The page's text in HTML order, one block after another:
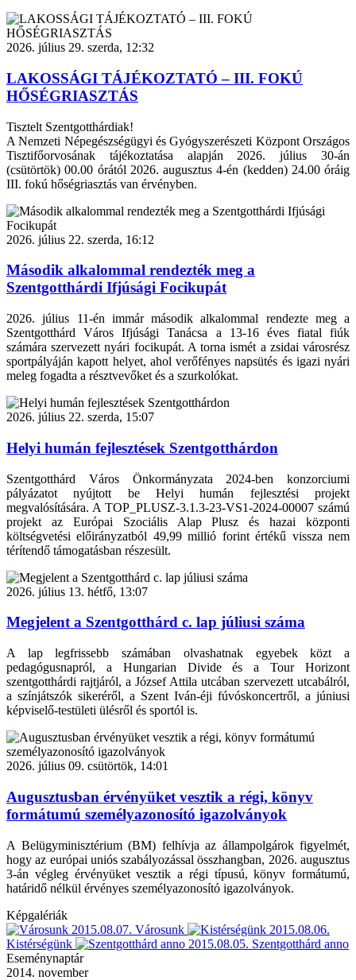
2026. július 29. szerda, 12:32
LAKOSSÁGI TÁJÉKOZTATÓ – III. FOKÚ
HŐSÉGRIASZTÁS
Tisztelt Szentgotthárdiak!
A Nemzeti Népegészségügyi és Gyógyszerészeti Központ Országos
Tisztifőorvosának tájékoztatása alapján 2026. július 30-án
(csütörtök) 00.00 órától 2026. augusztus 4-én (kedden) 24.00 óráig
III. fokú hőségriasztás van érvényben.
2026. július 22. szerda, 16:12
Második alkalommal rendezték meg a
Szentgotthárdi Ifjúsági Focikupát
2026. július 11-én immár második alkalommal rendezte meg a
Szentgotthárd Város Ifjúsági Tanácsa a 13-16 éves fiatal fiúk
számára szervezett nyári focikupát. A torna ismét a zsidai városrész
sportpályáján kapott helyet, ahol verőfényes napsütés és igazi nyári
meleg fogadta a résztvevőket és a szurkolókat.
2026. július 22. szerda, 15:07
Helyi humán fejlesztések Szentgotthárdon
Szentgotthárd Város Önkormányzata 2024-ben konzorciumi
pályázatot nyújtott be Helyi humán fejlesztési projekt
megvalósítására. A TOP_PLUSZ-3.1.3-23-VS1-2024-00007 számú
projekt az Európai Szociális Alap Plusz és hazai központi
költségvetési előirányzatból 49,99 millió forint értékű vissza nem
térítendő támogatásban részesült.
2026. július 13. hétfő, 13:07
Megjelent a Szentgotthárd c. lap júliusi száma
A lap legfrissebb számában olvashatnak egyebek közt a
pedagógusnapról, a Hungarian Divide és a Tour Horizont
szentgotthárdi rajtjáról, a József Attila utcában szervezett utcabálról,
a színjátszók sikeréről, a Szent Iván-éji fúvóskoncertről, a júniusi
képviselő-testületi ülésről és sportól is.
2026. július 09. csütörtök, 14:01
Augusztusban érvényüket vesztik a régi, könyv
formátumú személyazonosító igazolványok
A Belügyminisztérium (BM) felhívja az állampolgárok figyelmét,
hogy az európai uniós szabályozással összhangban, 2026. augusztus
3-án végleg érvényüket vesztik a régi típusú, könyv formátumú,
határidő nélkül érvényes személyazonosító igazolványok.
Képgalériák
2015.08.07. Városunk
2015.08.06.
Kistérségünk
2015.08.05. Szentgotthárd anno
Eseménynaptár
2014. november